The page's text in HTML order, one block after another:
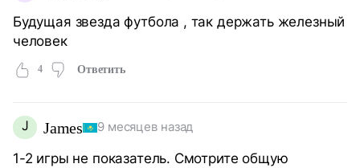
Будущая звезда футбола , так держать железный
человек
4 Ответить
J James 9 месяцев назад
1-2 игры не показатель. Смотрите общую